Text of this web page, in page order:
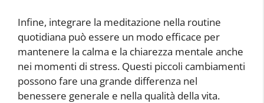
Infine, integrare la meditazione nella routine
quotidiana può essere un modo efficace per
mantenere la calma e la chiarezza mentale anche
nei momenti di stress. Questi piccoli cambiamenti
possono fare una grande differenza nel
benessere generale e nella qualità della vita.